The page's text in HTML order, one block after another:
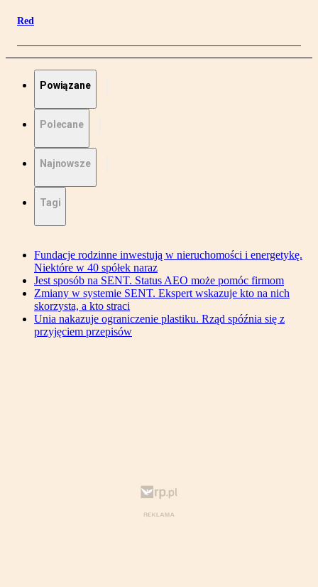
Red
Powiązane
Polecane
Najnowsze
Tagi
Fundacje rodzinne inwestują w nieruchomości i energetykę.
Niektóre w 40 spółek naraz
Jest sposób na SENT. Status AEO może pomóc firmom
Zmiany w systemie SENT. Ekspert wskazuje kto na nich
skorzysta, a kto straci
Unia nakazuje ograniczenie plastiku. Rząd spóźnia się z
przyjęciem przepisów